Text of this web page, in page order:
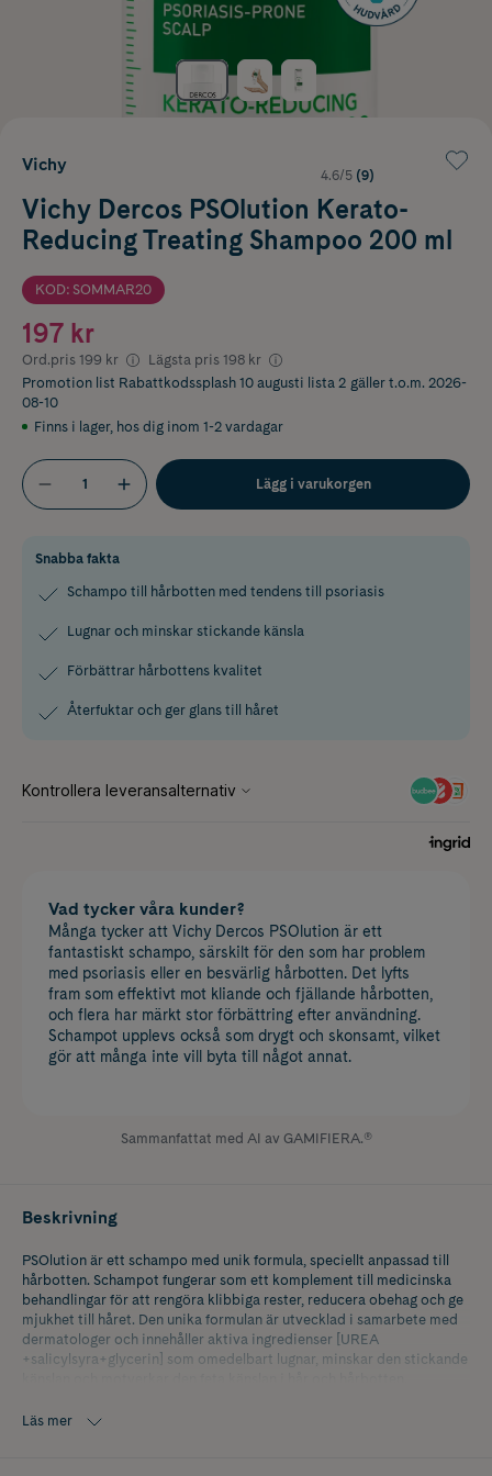
Vichy
4.6/5 (9)
Vichy Dercos PSOlution Kerato-
Reducing Treating Shampoo 200 ml
KOD: SOMMAR20
197 kr
Ord.pris 199 kr Lägsta pris 198 kr
Promotion list Rabattkodssplash 10 augusti lista 2 gäller t.o.m. 2026-
08-10
Finns i lager, hos dig inom 1-2 vardagar
Lägg i varukorgen
Snabba fakta
Schampo till hårbotten med tendens till psoriasis
Lugnar och minskar stickande känsla
Förbättrar hårbottens kvalitet
Återfuktar och ger glans till håret
Vad tycker våra kunder?
Många tycker att Vichy Dercos PSOlution är ett
fantastiskt schampo, särskilt för den som har problem
med psoriasis eller en besvärlig hårbotten. Det lyfts
fram som effektivt mot kliande och fjällande hårbotten,
och flera har märkt stor förbättring efter användning.
Schampot upplevs också som drygt och skonsamt, vilket
gör att många inte vill byta till något annat.
Sammanfattat med AI av GAMIFIERA.®
Beskrivning
PSOlution är ett schampo med unik formula, speciellt anpassad till
hårbotten. Schampot fungerar som ett komplement till medicinska
behandlingar för att rengöra klibbiga rester, reducera obehag och ge
mjukhet till håret. Den unika formulan är utvecklad i samarbete med
dermatologer och innehåller aktiva ingredienser [UREA
+salicylsyra+glycerin] som omedelbart lugnar, minskar den stickande
mjukt, återfuktat och fullt av glans.
Läs mer